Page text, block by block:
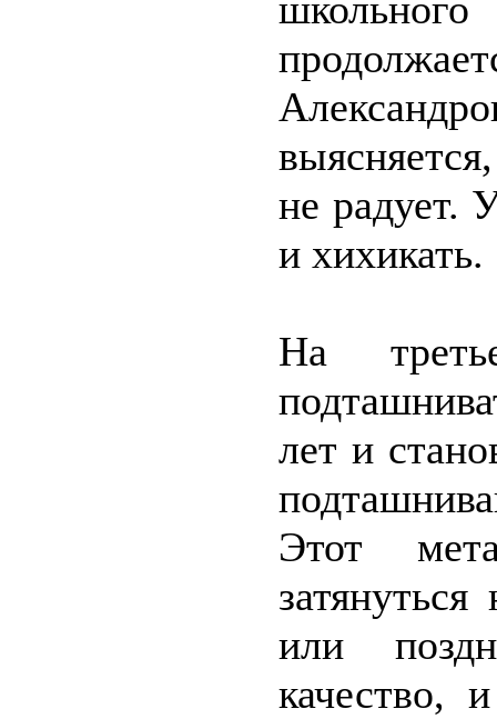
не радует.
и хихикать.
На
лет и
Этот
или
качество,